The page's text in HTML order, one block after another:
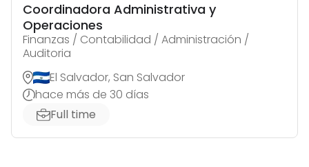
Coordinadora Administrativa y
Operaciones
Finanzas / Contabilidad / Administración /
Auditoria
El Salvador, San Salvador
hace más de 30 días
Full time